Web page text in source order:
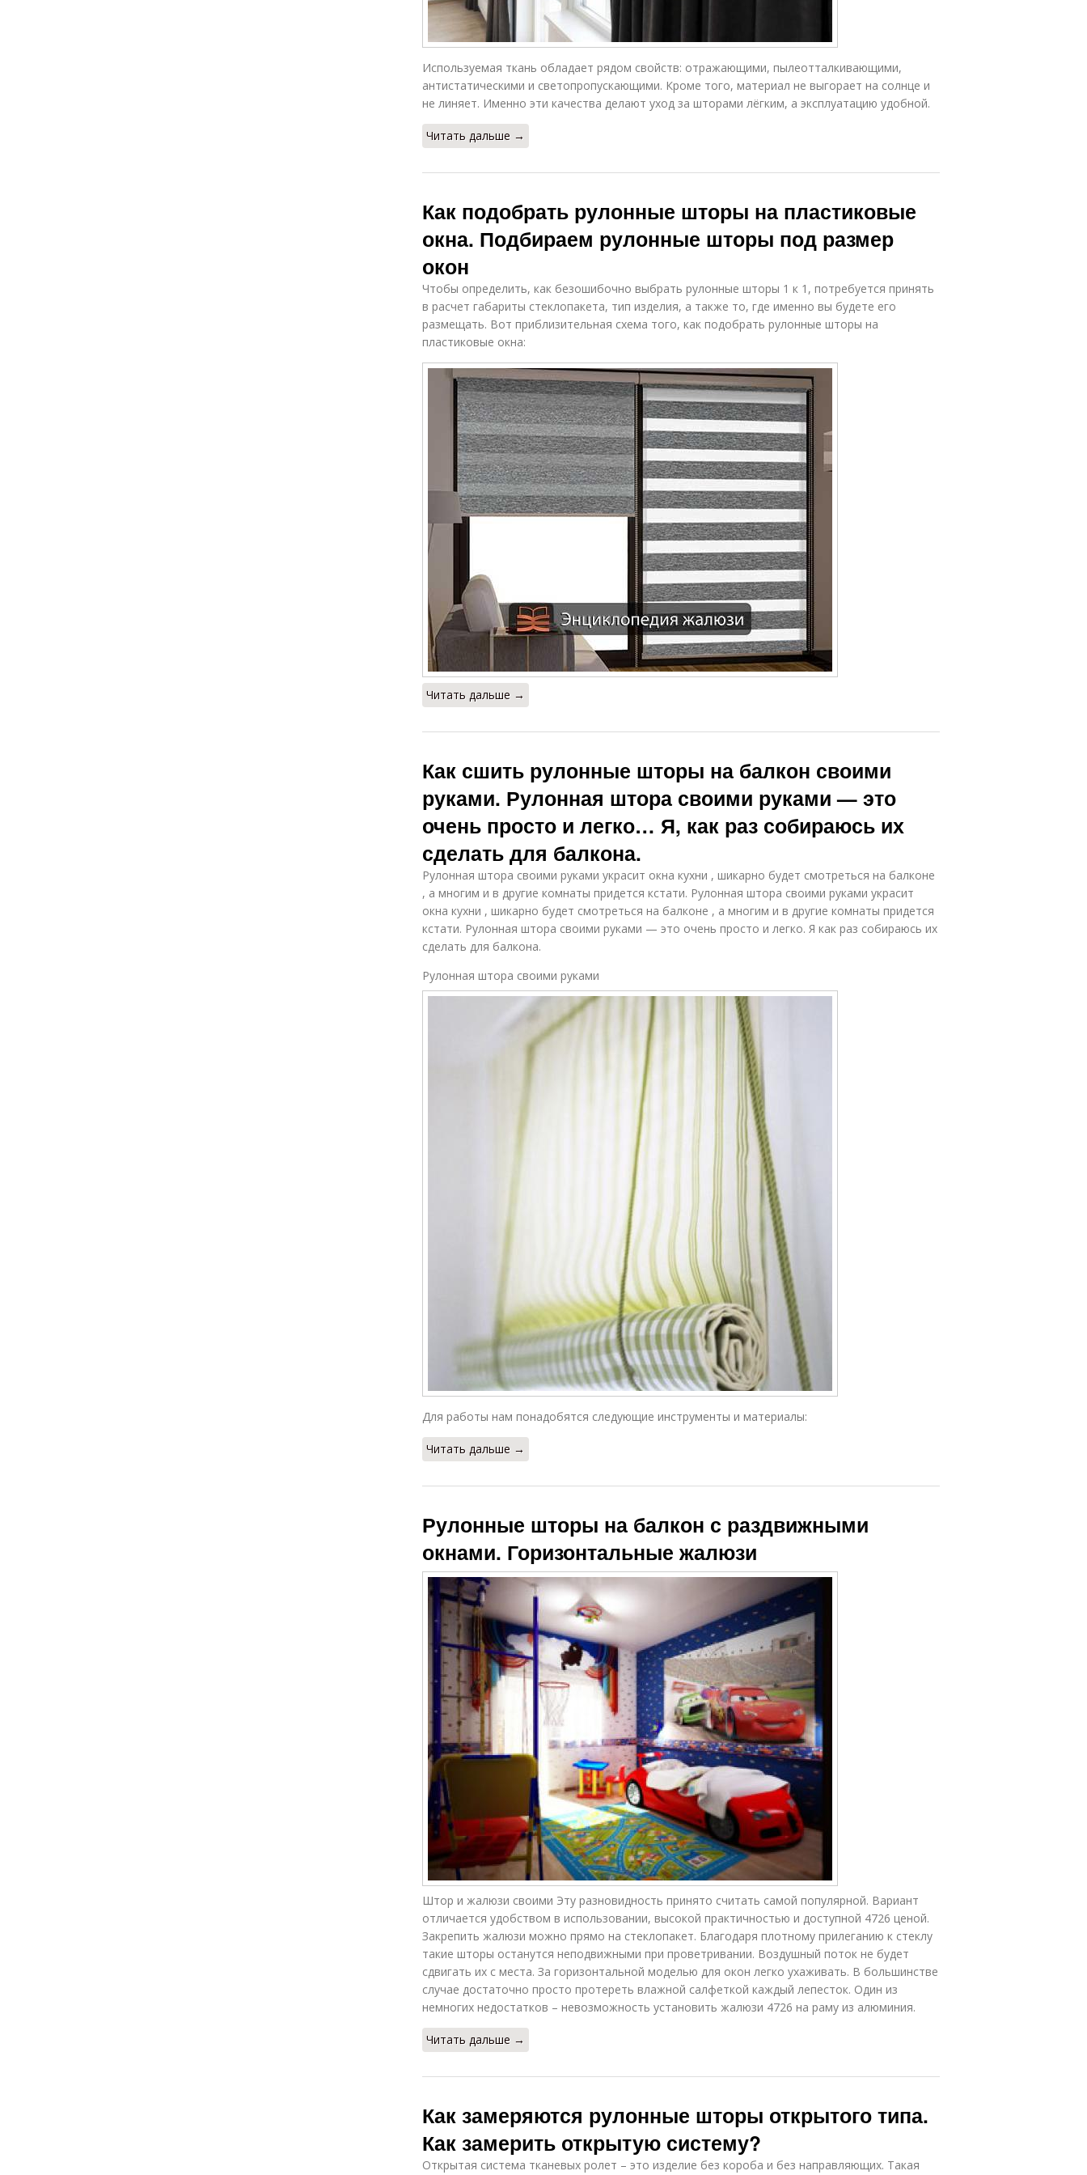
Конструкции на
балконе
Шторки для
балкона
балкона
Используемая ткань обладает рядом свойств: отражающими, пылеотталкивающими,
антистатическими и светопропускающими. Кроме того, материал не выгорает на солнце и
не линяет. Именно эти качества делают уход за шторами лёгким, а эксплуатацию удобной.
Читать дальше →
Как подобрать рулонные шторы на пластиковые
окна. Подбираем рулонные шторы под размер
окон
Чтобы определить, как безошибочно выбрать рулонные шторы 1 к 1, потребуется принять
в расчет габариты стеклопакета, тип изделия, а также то, где именно вы будете его
размещать. Вот приблизительная схема того, как подобрать рулонные шторы на
пластиковые окна:
Читать дальше →
Как сшить рулонные шторы на балкон своими
руками. Рулонная штора своими руками — это
очень просто и легко… Я, как раз собираюсь их
сделать для балкона.
Рулонная штора своими руками украсит окна кухни , шикарно будет смотреться на балконе
, а многим и в другие комнаты придется кстати. Рулонная штора своими руками украсит
окна кухни , шикарно будет смотреться на балконе , а многим и в другие комнаты придется
кстати. Рулонная штора своими руками — это очень просто и легко. Я как раз собираюсь их
сделать для балкона.
Рулонная штора своими руками
Для работы нам понадобятся следующие инструменты и материалы:
Читать дальше →
Рулонные шторы на балкон с раздвижными
окнами. Горизонтальные жалюзи
Штор и жалюзи своими Эту разновидность принято считать самой популярной. Вариант
отличается удобством в использовании, высокой практичностью и доступной 4726 ценой.
Закрепить жалюзи можно прямо на стеклопакет. Благодаря плотному прилеганию к стеклу
такие шторы останутся неподвижными при проветривании. Воздушный поток не будет
сдвигать их с места. За горизонтальной моделью для окон легко ухаживать. В большинстве
случае достаточно просто протереть влажной салфеткой каждый лепесток. Один из
немногих недостатков – невозможность установить жалюзи 4726 на раму из алюминия.
Читать дальше →
Как замеряются рулонные шторы открытого типа.
Как замерить открытую систему?
Открытая система тканевых ролет – это изделие без короба и без направляющих. Такая